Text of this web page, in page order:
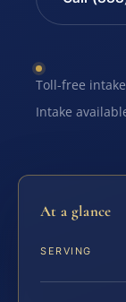
Toll-free
Intake
At a glance
SERVING